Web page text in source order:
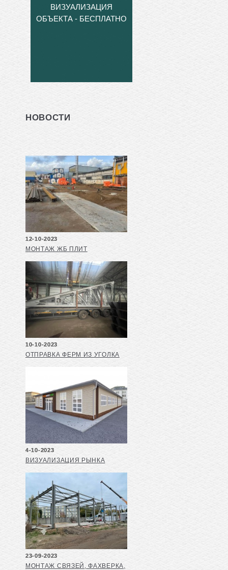
ВИЗУАЛИЗАЦИЯ
ОБЪЕКТА - БЕСПЛАТНО
НОВОСТИ
12-10-2023
МОНТАЖ ЖБ ПЛИТ
10-10-2023
ОТПРАВКА ФЕРМ ИЗ УГОЛКА
4-10-2023
ВИЗУАЛИЗАЦИЯ РЫНКА
23-09-2023
МОНТАЖ СВЯЗЕЙ, ФАХВЕРКА,